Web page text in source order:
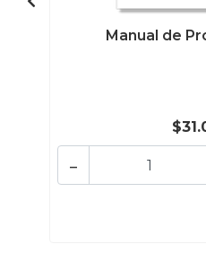
Manual de
-